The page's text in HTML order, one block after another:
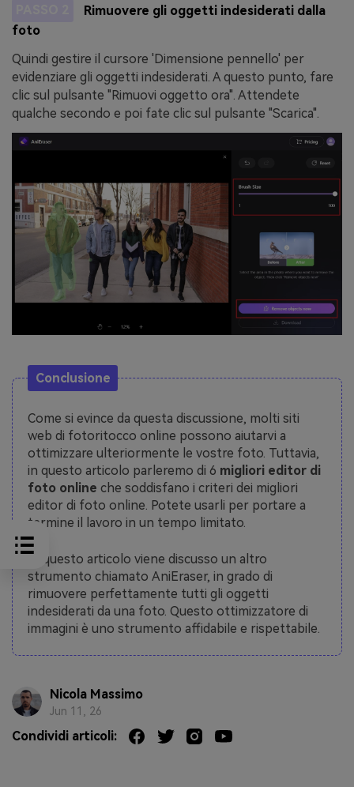
Rimuovere gli oggetti indesiderati dalla
foto
Quindi gestire il cursore 'Dimensione pennello' per
evidenziare gli oggetti indesiderati. A questo punto, fare
clic sul pulsante "Rimuovi oggetto ora". Attendete
qualche secondo e poi fate clic sul pulsante "Scarica".
Conclusione
Come si evince da questa discussione, molti siti
web di fotoritocco online possono aiutarvi a
ottimizzare ulteriormente le vostre foto. Tuttavia,
in questo articolo parleremo di 6 migliori editor di
foto online che soddisfano i criteri dei migliori
editor di foto online. Potete usarli per portare a
termine il lavoro in un tempo limitato.
In questo articolo viene discusso un altro
strumento chiamato AniEraser, in grado di
rimuovere perfettamente tutti gli oggetti
indesiderati da una foto. Questo ottimizzatore di
immagini è uno strumento affidabile e rispettabile.
Nicola Massimo
Jun 11, 26
Condividi articoli: